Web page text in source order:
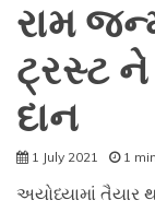
રામ
ટ્રસ્ટ
દાન
1 July 2021 1
અયોધ્યામાં તૈયાર